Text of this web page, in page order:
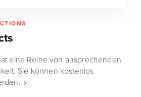
eine Reihe von ansprechenden
Sie können kostenlos